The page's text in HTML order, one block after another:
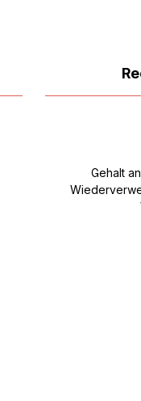
Gehalt